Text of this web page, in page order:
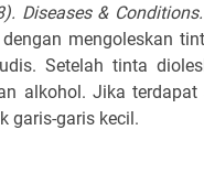
Diseases &
mengoleskan
Setelah tinta
alkohol. Jika terdapat
garis-garis kecil.